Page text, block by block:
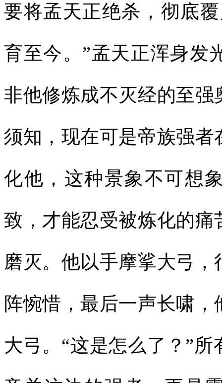
要将孟天正绝杀，彻底
育至今。”孟天正浑身发
非他修炼成不灭经的至
须知，现在可是帝族强
化他，这种景象不可想
致，才能忍受被炼化的
磨灭。他以手摩挲大弓
阵惋惜，最后一声长啸
大弓。“这是怎么了？”